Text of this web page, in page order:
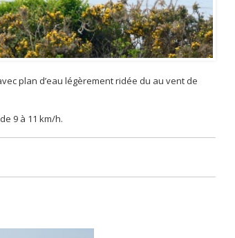
plan d’eau légèrement ridée du au vent de
9 à 11 km/h.